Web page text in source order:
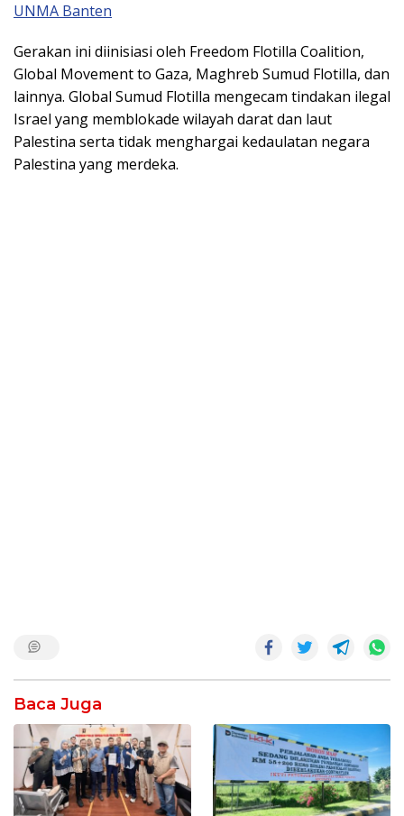
UNMA Banten
Gerakan ini diinisiasi oleh Freedom Flotilla Coalition,
Global Movement to Gaza, Maghreb Sumud Flotilla, dan
lainnya. Global Sumud Flotilla mengecam tindakan ilegal
Israel yang memblokade wilayah darat dan laut
Palestina serta tidak menghargai kedaulatan negara
Palestina yang merdeka.
Baca Juga